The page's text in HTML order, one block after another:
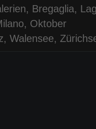
, Bregaglia,
, Oktober
, Walensee,